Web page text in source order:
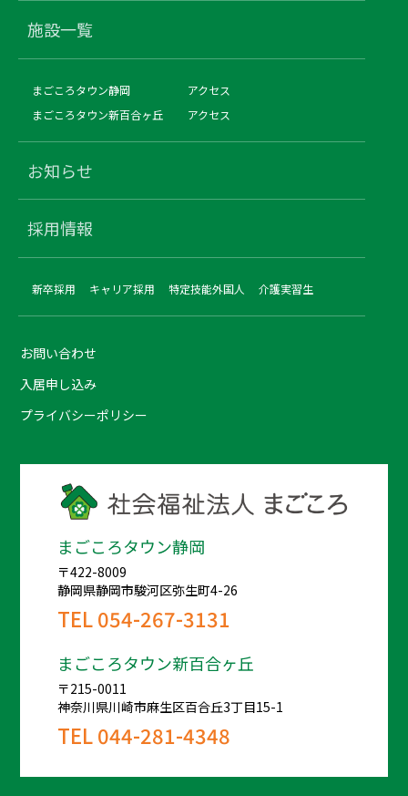
施設一覧
まごころタウン静岡
アクセス
まごころタウン新百合ヶ丘
アクセス
お知らせ
採用情報
新卒採用 キャリア採用 特定技能外国人 介護実習生
お問い合わせ
入居申し込み
プライバシーポリシー
まごころタウン静岡
〒422-8009
静岡県静岡市駿河区弥生町4-26
TEL054-267-3131
まごころタウン新百合ヶ丘
〒215-0011
神奈川県川崎市麻生区百合丘3丁目15-1
TEL044-281-4348